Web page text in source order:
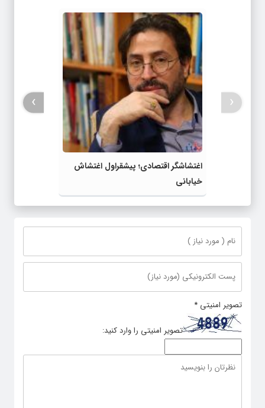
اغتشاشگر اقتصادی؛ پیشقراول اغتشاش
خیابانی
‹
›
تصویر امنیتی *
تصویر امنیتی را وارد کنید: